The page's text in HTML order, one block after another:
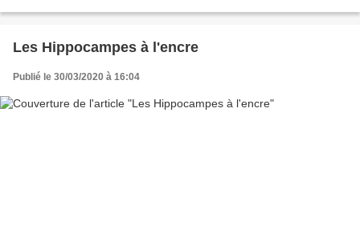
Les Hippocampes à l'encre
Publié le 30/03/2020 à 16:04